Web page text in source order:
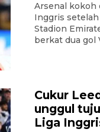
Arsenal kokoh
Inggris
Stadion
berkat dua gol
Cukur
unggul
Liga